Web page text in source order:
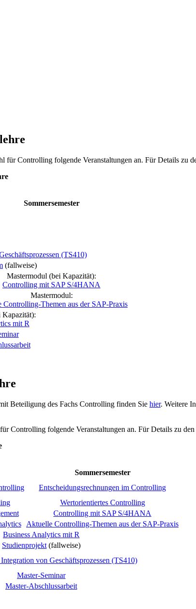
Controlling folgende Veranstaltungen an. Für Details zu
Sommersemester
(TS410)
(fallweise)
Mastermodul (bei Kapazität):
Controlling mit SAP S/4HANA
Mastermodul:
Controlling-Themen aus der SAP-Praxis
Kapazität):
mit R
Beteiligung des Fachs Controlling finden Sie hier. Weitere
Controlling folgende Veranstaltungen an. Für Details zu
Sommersemester
Entscheidungsrechnungen im Controlling
Wertorientiertes Controlling
Controlling mit SAP S/4HANA
Aktuelle Controlling-Themen aus der SAP-Praxis
Business Analytics mit R
Studienprojekt (fallweise)
von Geschäftsprozessen (TS410)
Master-Seminar
Master-Abschlussarbeit